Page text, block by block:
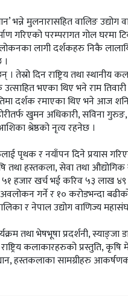
भन्ने मुलनारासहित वालिङ
गरिएको परम्परागत गोल
लागी दर्शकहरु निकै लालायित
दिन राष्ट्रिय तथा स्थानीय
भएका थिए भने राम तिवारी
दर्शक रमाएका थिए भने आज
खुमन अधिकारी, सविना
श्रेष्ठको नृत्य रहनेछ ।
र नयाँपन दिने प्रयास
तथा हस्तकला, सेवा तथा
हजार खर्च भई करिव ५३ लाख
गर्ने र १० करोडभन्दा
र नेपाल उद्योग वाणिज्य
तथा भेषभूषा प्रदर्शनी, स्याङ्जा
कलाकारहरुको प्रस्तुति,
हस्तकलाका सामग्रीहरु